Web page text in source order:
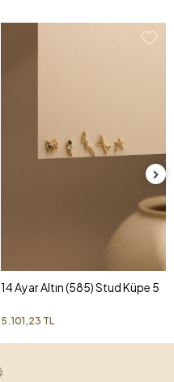
14 Ayar Altın (585) Stud Küpe 5
5.101,23 TL